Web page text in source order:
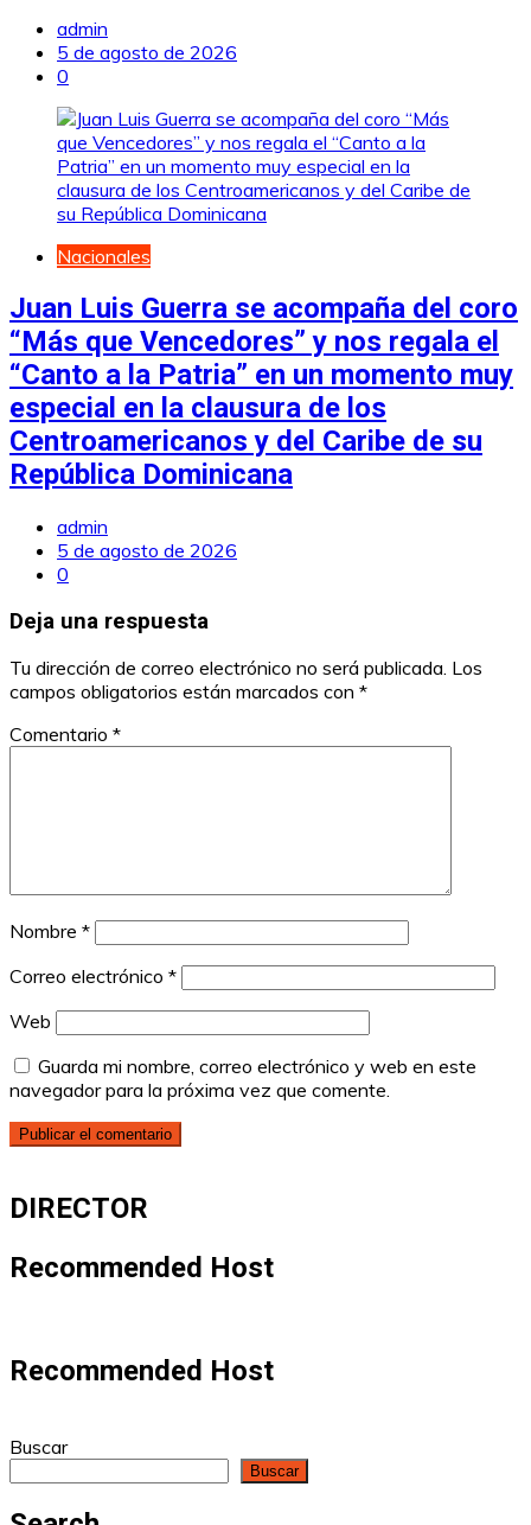
admin
5 de agosto de 2026
0
Nacionales
Juan Luis Guerra se acompaña del coro
“Más que Vencedores” y nos regala el
“Canto a la Patria” en un momento muy
especial en la clausura de los
Centroamericanos y del Caribe de su
República Dominicana
admin
5 de agosto de 2026
0
Deja una respuesta
Tu dirección de correo electrónico no será publicada. Los
campos obligatorios están marcados con *
Comentario *
Nombre *
Correo electrónico *
Web
Guarda mi nombre, correo electrónico y web en este
navegador para la próxima vez que comente.
DIRECTOR
Recommended Host
Recommended Host
Buscar
Buscar